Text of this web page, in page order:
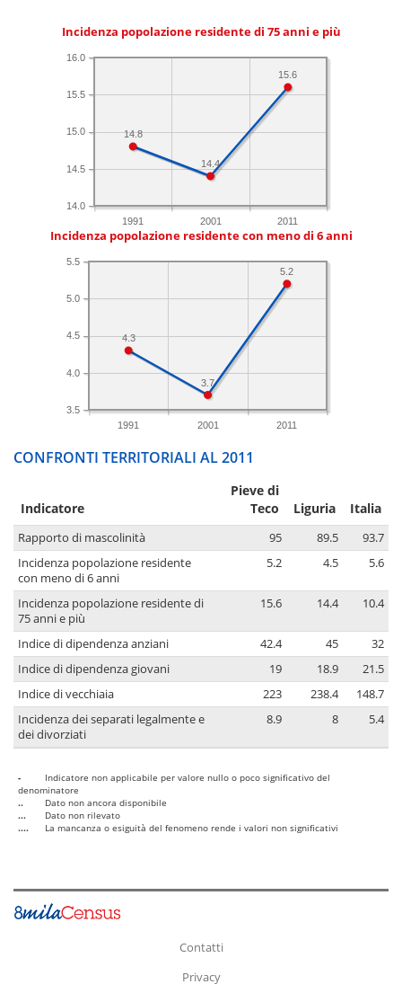
Incidenza popolazione residente di 75 anni e più
1991 2001 2011
14.0
14.5
15.0
15.5
16.0
15.6
14.4
14.8
Incidenza popolazione residente con meno di 6 anni
1991 2001 2011
3.5
4.0
4.5
5.0
5.5
5.2
3.7
4.3
CONFRONTI TERRITORIALI AL 2011
Indicatore
Pieve di
Teco
Liguria Italia
Rapporto di mascolinità 95 89.5
93.7
Incidenza popolazione residente
con meno di 6 anni
5.2 4.5 5.6
Incidenza popolazione residente di
75 anni e più
15.6 14.4 10.4
Indice di dipendenza anziani 42.4 45
32
Indice di dipendenza giovani
19 18.9
21.5
Indice di vecchiaia
223 238.4
148.7
Incidenza dei separati legalmente e
dei divorziati
8.9 8 5.4
-
Indicatore non applicabile per valore nullo o poco significativo del
denominatore
..
Dato non ancora disponibile
...
Dato non rilevato
....
La mancanza o esiguità del fenomeno rende i valori non significativi
Contatti
Privacy